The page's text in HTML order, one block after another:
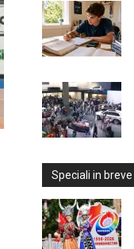
Speciali in breve